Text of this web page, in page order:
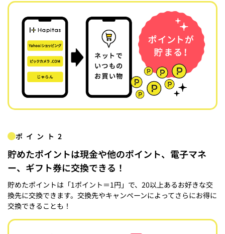
ポイント2
貯めたポイントは現金や他のポイント、電子マネ
ー、ギフト券に交換できる！
貯めたポイントは「1ポイント＝1円」で、20以上あるお好きな交
換先に交換できます。交換先やキャンペーンによってさらにお得に
交換できることも！